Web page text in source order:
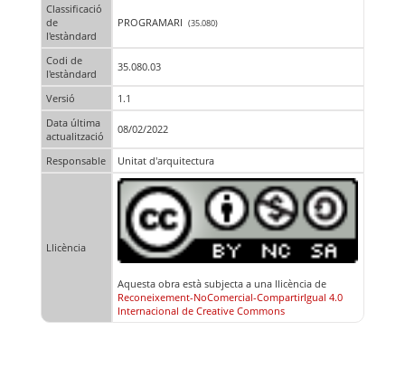
Classificació
de
l'estàndard
PROGRAMARI(35.080)
Codi de
l'estàndard
35.080.03
Versió
1.1
Data última
actualització
08/02/2022
Responsable Unitat d'arquitectura
Llicència
Aquesta obra està subjecta a una llicència de
Reconeixement-NoComercial-CompartirIgual 4.0
Internacional de Creative Commons